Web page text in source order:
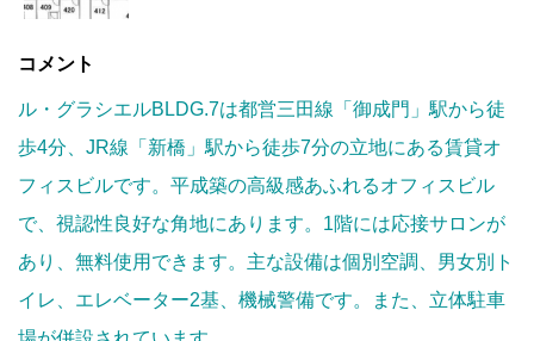
コメント
ル・グラシエルBLDG.7は都営三田線「御成門」駅から徒
歩4分、JR線「新橋」駅から徒歩7分の立地にある賃貸オ
フィスビルです。平成築の高級感あふれるオフィスビル
で、視認性良好な角地にあります。1階には応接サロンが
あり、無料使用できます。主な設備は個別空調、男女別ト
イレ、エレベーター2基、機械警備です。また、立体駐車